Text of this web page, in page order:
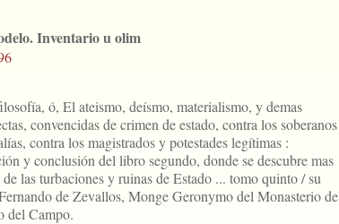
Inventario u olim
ó, El ateismo, deísmo, materialismo, y demas
convencidas de crimen de estado, contra los soberanos
contra los magistrados y potestades legítimas :
y conclusión del libro segundo, donde se descubre mas
las turbaciones y ruinas de Estado ... tomo quinto / su
de Zevallos, Monge Geronymo del Monasterio de
del Campo.